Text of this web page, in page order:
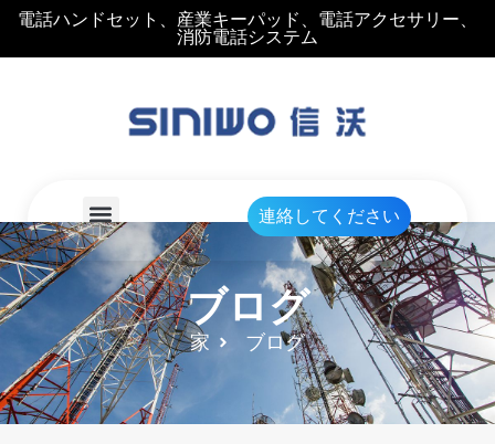
電話ハンドセット、産業キーパッド、電話アクセサリー、
消防電話システム
連絡してください
ブログ
家 ブログ